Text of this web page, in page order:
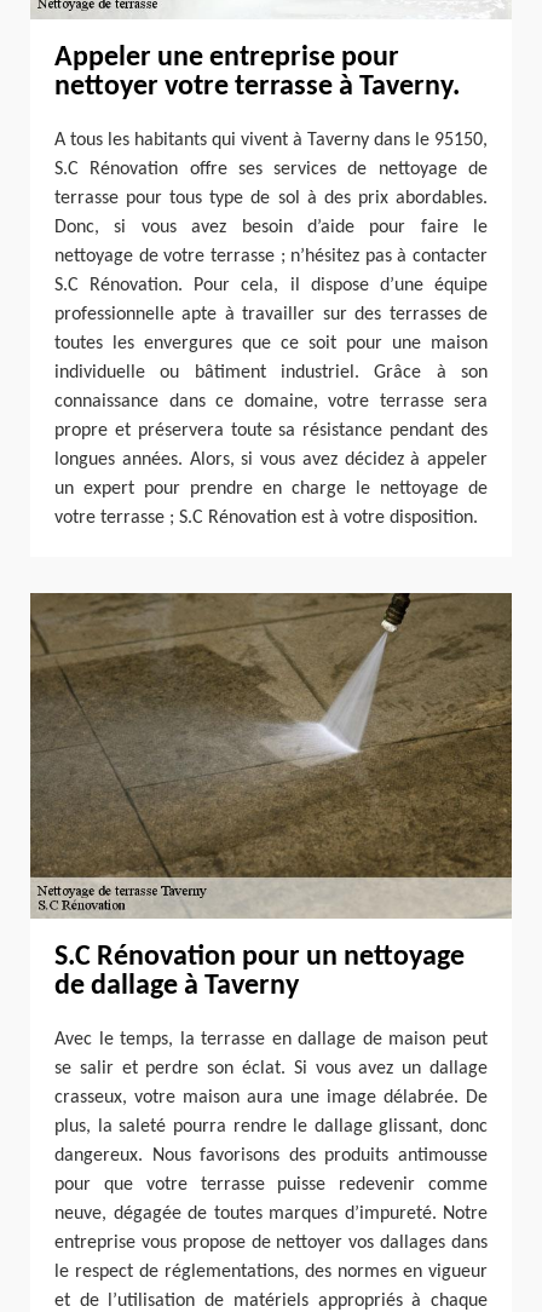
Appeler une entreprise pour
nettoyer votre terrasse à Taverny.
A tous les habitants qui vivent à Taverny dans le 95150,
S.C Rénovation offre ses services de nettoyage de
terrasse pour tous type de sol à des prix abordables.
Donc, si vous avez besoin d’aide pour faire le
nettoyage de votre terrasse ; n’hésitez pas à contacter
S.C Rénovation. Pour cela, il dispose d’une équipe
professionnelle apte à travailler sur des terrasses de
toutes les envergures que ce soit pour une maison
individuelle ou bâtiment industriel. Grâce à son
connaissance dans ce domaine, votre terrasse sera
propre et préservera toute sa résistance pendant des
longues années. Alors, si vous avez décidez à appeler
un expert pour prendre en charge le nettoyage de
votre terrasse ; S.C Rénovation est à votre disposition.
S.C Rénovation pour un nettoyage
de dallage à Taverny
Avec le temps, la terrasse en dallage de maison peut
se salir et perdre son éclat. Si vous avez un dallage
crasseux, votre maison aura une image délabrée. De
plus, la saleté pourra rendre le dallage glissant, donc
dangereux. Nous favorisons des produits antimousse
pour que votre terrasse puisse redevenir comme
neuve, dégagée de toutes marques d’impureté. Notre
entreprise vous propose de nettoyer vos dallages dans
le respect de réglementations, des normes en vigueur
et de l’utilisation de matériels appropriés à chaque